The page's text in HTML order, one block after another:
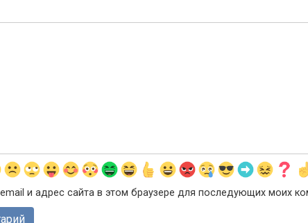
и адрес сайта в этом браузере для последующих моих